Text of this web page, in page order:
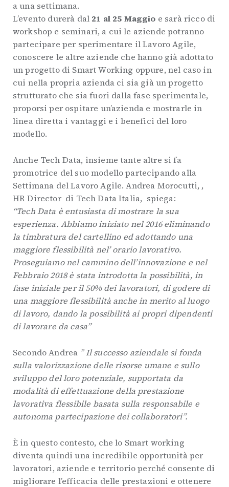
a una settimana.
L’evento durerà dal 21 al 25 Maggio e sarà ricco di
workshop e seminari, a cui le aziende potranno
partecipare per sperimentare il Lavoro Agile,
conoscere le altre aziende che hanno già adottato
un progetto di Smart Working oppure, nel caso in
cui nella propria azienda ci sia già un progetto
strutturato che sia fuori dalla fase sperimentale,
proporsi per ospitare un’azienda e mostrarle in
linea diretta i vantaggi e i benefici del loro
modello.
Anche Tech Data, insieme tante altre si fa
promotrice del suo modello partecipando alla
Settimana del Lavoro Agile. Andrea Morocutti, ,
HR Director di Tech Data Italia, spiega:
“Tech Data è entusiasta di mostrare la sua
esperienza. Abbiamo iniziato nel 2016 eliminando
la timbratura del cartellino ed adottando una
maggiore flessibilità nel’ orario lavorativo.
Proseguiamo nel cammino dell’innovazione e nel
Febbraio 2018 è stata introdotta la possibilità, in
fase iniziale per il 50% dei lavoratori, di godere di
una maggiore flessibilità anche in merito al luogo
di lavoro, dando la possibilità ai propri dipendenti
di lavorare da casa”
Secondo Andrea ” Il successo aziendale si fonda
sulla valorizzazione delle risorse umane e sullo
sviluppo del loro potenziale, supportata da
modalità di effettuazione della prestazione
lavorativa flessibile basata sulla responsabile e
autonoma partecipazione dei collaboratori”.
È in questo contesto, che lo Smart working
diventa quindi una incredibile opportunità per
lavoratori, aziende e territorio perché consente di
migliorare l’efficacia delle prestazioni e ottenere